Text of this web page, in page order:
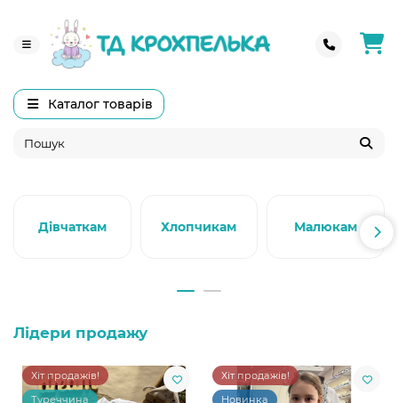
Каталог товарів
Дівчаткам Хлопчикам Малюкам
Лідери продажу
Хіт продажів!
Туреччина
Хіт продажів!
Новинка